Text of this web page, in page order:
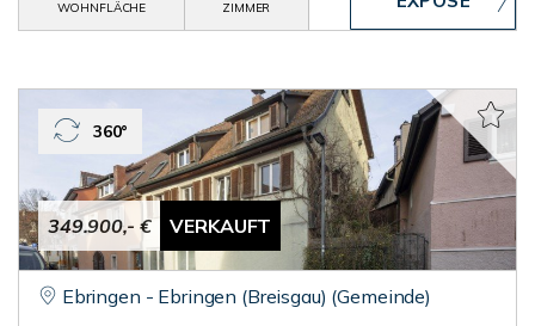
WOHNFLÄCHE
ZIMMER
349.900,- € VERKAUFT
360°
Ebringen - Ebringen (Breisgau) (Gemeinde)